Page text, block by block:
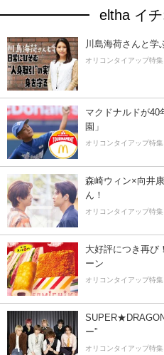
eltha イ
川島海荷さんと学
オリコンタイアップ特集
マクドナルドが40
園」
オリコンタイアップ特集
森崎ウィン×向井
ん！
オリコンタイアップ特集
大好評につき再び
ーン
オリコンタイアップ特集
ー”
オリコンタイアップ特集